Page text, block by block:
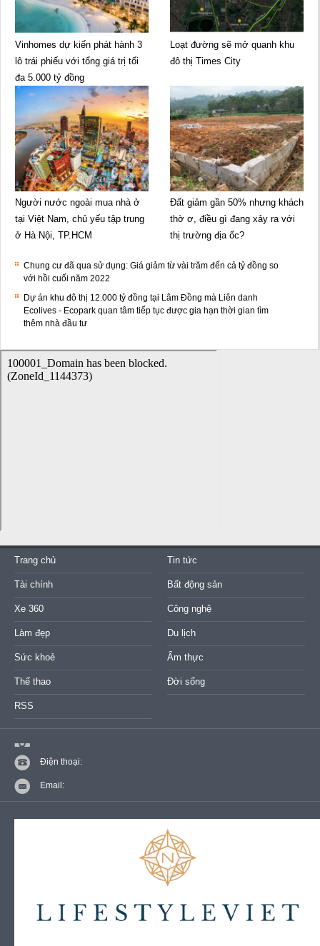
Vinhomes dự kiến phát hành 3
lô trái phiếu với tổng giá trị tối
đa 5.000 tỷ đồng
Loạt đường sẽ mở quanh khu
đô thị Times City
Người nước ngoài mua nhà ở
tại Việt Nam, chủ yếu tập trung
ở Hà Nội, TP.HCM
Đất giảm gần 50% nhưng khách
thờ ơ, điều gì đang xảy ra với
thị trường địa ốc?
Chung cư đã qua sử dụng: Giá giảm từ vài trăm đến cả tỷ đồng so
với hồi cuối năm 2022
Dự án khu đô thị 12.000 tỷ đồng tại Lâm Đồng mà Liên danh
Ecolives - Ecopark quan tâm tiếp tục được gia hạn thời gian tìm
thêm nhà đầu tư
Trang chủ Tin tức
Tài chính Bất động sản
Xe 360 Công nghệ
Làm đẹp Du lịch
Sức khoẻ Ẩm thực
Thể thao Đời sống
RSS
Điện thoại:
Email: